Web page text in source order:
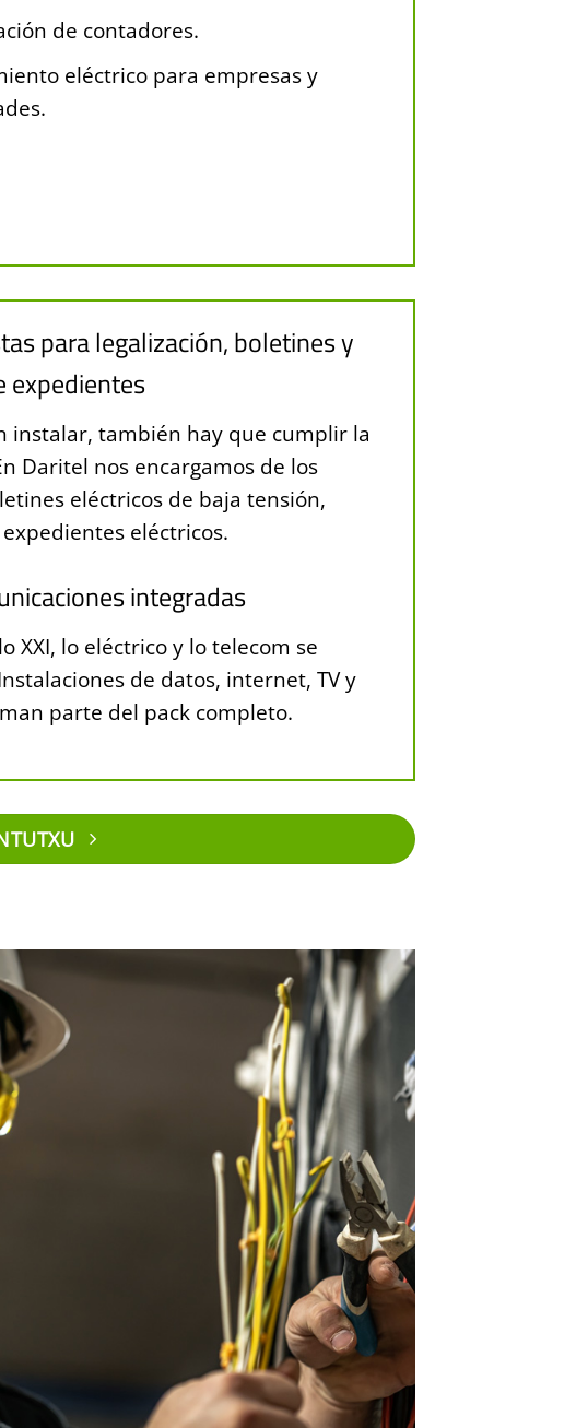
de contadores.
eléctrico para empresas y
para legalización, boletines y
expedientes
instalar, también hay que cumplir la
Daritel nos encargamos de los
eléctricos de baja tensión,
eléctricos.
integradas
XXI, lo eléctrico y lo telecom se
de datos, internet, TV y
parte del pack completo.